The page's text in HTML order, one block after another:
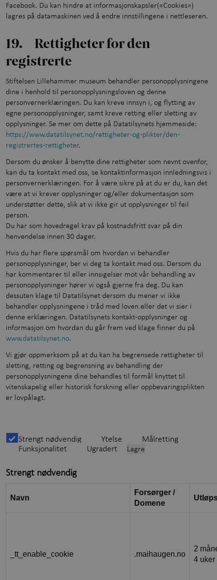
Facebook. Du kan hindre at informasjonskapsler(«Cookies»)
lagres på datamaskinen ved å endre innstillingene i nettleseren.
19. Rettigheter for den
registrerte
Stiftelsen Lillehammer museum behandler personopplysningene
dine i henhold til personopplysningsloven og denne
personvernerklæringen. Du kan kreve innsyn i, og flytting av
egne personopplysninger, samt kreve retting eller sletting av
opplysninger. Se mer om dette på Datatilsynets hjemmeside:
https://www.datatilsynet.no/rettigheter-og-plikter/den-
registrertes-rettigheter.
Dersom du ønsker å benytte dine rettigheter som nevnt ovenfor,
kan du ta kontakt med oss, se kontaktinformasjon innledningsvis i
personvernerklæringen. For å være sikre på at du er du, kan det
være at vi krever opplysninger og/eller dokumentasjon som
understøtter dette, slik at vi ikke gir ut opplysninger til feil
person.
Du har som hovedregel krav på kostnadsfritt svar på din
henvendelse innen 30 dager.
Hvis du har flere spørsmål om hvordan vi behandler
personopplysninger, ber vi deg ta kontakt med oss. Dersom du
har kommentarer til eller innsigelser mot vår behandling av
personopplysninger hører vi også gjerne fra deg. Du kan
dessuten klage til Datatilsynet dersom du mener vi ikke
behandler opplysningene i tråd med loven eller det vi sier i
denne erklæringen. Datatilsynets kontakt-opplysninger og
informasjon om hvordan du går frem ved klage finner du på
www.datatilsynet.no.
Vi gjør oppmerksom på at du kan ha begrensede rettigheter til
sletting, retting og begrensning av behandling der
personopplysningene dine behandles til formål knyttet til
vitenskapelig eller historisk forskning eller oppbevaringsplikten
er lovpålagt.
Strengt nødvendig Ytelse
Målretting
Funksjonalitet
Ugradert Lagre
Strengt nødvendig
Navn
Forsørger /
Domene
_tt_enable_cookie .maihaugen.no
2
4 uker